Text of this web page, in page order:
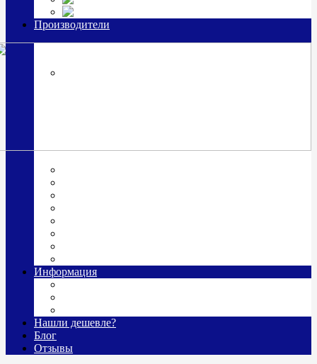
Производители
Информация
Нашли дешевле?
Блог
Отзывы